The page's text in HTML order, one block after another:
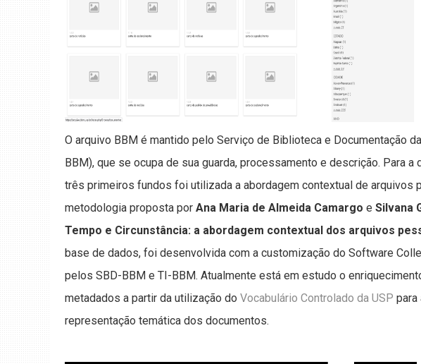
O arquivo BBM é mantido pelo Serviço de Biblioteca e Documentação
BBM), que se ocupa de sua guarda, processamento e descrição. Para a
três primeiros fundos foi utilizada a abordagem contextual de arquivos
metodologia proposta por Ana Maria de Almeida Camargo e Silvana
Tempo e Circunstância: a abordagem contextual dos arquivos
base de dados, foi desenvolvida com a customização do Software
pelos SBD-BBM e TI-BBM. Atualmente está em estudo o
metadados a partir da utilização do Vocabulário Controlado da USP para
representação temática dos documentos.